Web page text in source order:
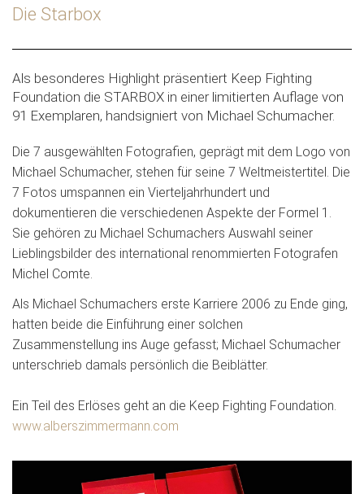
Die Starbox
Als besonderes Highlight präsentiert Keep Fighting
Foundation die STARBOX in einer limitierten Auflage von
91 Exemplaren, handsigniert von Michael Schumacher.
Die 7 ausgewählten Fotografien, geprägt mit dem Logo von
Michael Schumacher, stehen für seine 7 Weltmeistertitel. Die
7 Fotos umspannen ein Vierteljahrhundert und
dokumentieren die verschiedenen Aspekte der Formel 1.
Sie gehören zu Michael Schumachers Auswahl seiner
Lieblingsbilder des international renommierten Fotografen
Michel Comte.
Als Michael Schumachers erste Karriere 2006 zu Ende ging,
hatten beide die Einführung einer solchen
Zusammenstellung ins Auge gefasst; Michael Schumacher
unterschrieb damals persönlich die Beiblätter.
Ein Teil des Erlöses geht an die Keep Fighting Foundation.
www.alberszimmermann.com